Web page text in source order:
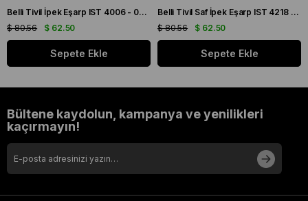
Belli Tivil İpek Eşarp IST 4006 - 05 Siyah Karışık Desen
$ 62.50
$ 80.56
Sepete Ekle
Belli Tivil Saf İpek Eşarp IST 4218 - 85 Bordo Ekose Desen
$ 62.50
$ 80.56
Sepete Ekle
Bültene kaydolun, kampanya ve yenilikleri
kaçırmayın!